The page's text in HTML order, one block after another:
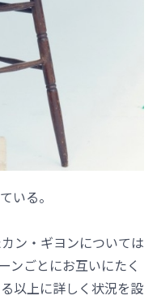
いる。
ン・ギヨンについては
ンごとにお互いにたく
以上に詳しく状況を設